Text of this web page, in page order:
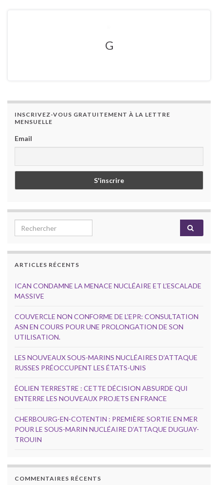
G
INSCRIVEZ-VOUS GRATUITEMENT À LA LETTRE
MENSUELLE
Email
Search for:
ARTICLES RÉCENTS
ICAN CONDAMNE LA MENACE NUCLÉAIRE ET L’ESCALADE
MASSIVE
COUVERCLE NON CONFORME DE L’EPR: CONSULTATION
ASN EN COURS POUR UNE PROLONGATION DE SON
UTILISATION.
LES NOUVEAUX SOUS-MARINS NUCLÉAIRES D’ATTAQUE
RUSSES PRÉOCCUPENT LES ÉTATS-UNIS
ÉOLIEN TERRESTRE : CETTE DÉCISION ABSURDE QUI
ENTERRE LES NOUVEAUX PROJETS EN FRANCE
CHERBOURG-EN-COTENTIN : PREMIÈRE SORTIE EN MER
POUR LE SOUS-MARIN NUCLÉAIRE D’ATTAQUE DUGUAY-
TROUIN
COMMENTAIRES RÉCENTS